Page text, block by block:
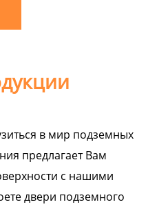
в мир подземных
предлагает Вам
с нашими
двери подземного